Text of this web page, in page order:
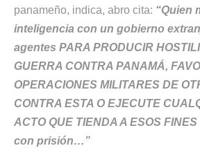
panameño, indica, abro cita: “Quien
inteligencia con un gobierno
agentes PARA PRODUCIR
GUERRA CONTRA PANAMÁ,
OPERACIONES MILITARES DE
CONTRA ESTA O EJECUTE
ACTO QUE TIENDA A ESOS
con prisión…”